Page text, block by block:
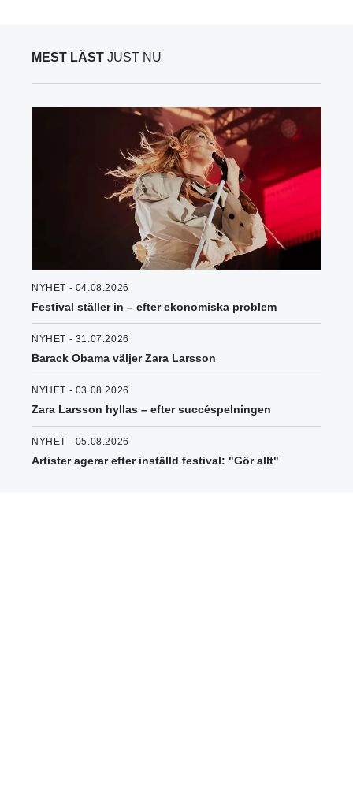
MEST LÄST JUST NU
NYHET - 04.08.2026
Festival ställer in – efter ekonomiska problem
NYHET - 31.07.2026
Barack Obama väljer Zara Larsson
NYHET - 03.08.2026
Zara Larsson hyllas – efter succéspelningen
NYHET - 05.08.2026
Artister agerar efter inställd festival: "Gör allt"